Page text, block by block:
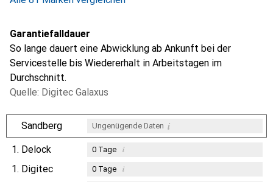
Garantiefalldauer
So lange dauert eine Abwicklung ab Ankunft bei der
Servicestelle bis Wiedererhalt in Arbeitstagen im
Durchschnitt.
Quelle: Digitec Galaxus
Sandberg Ungenügende Daten i
1. Delock 0Tage i
1. Digitec 0Tage i